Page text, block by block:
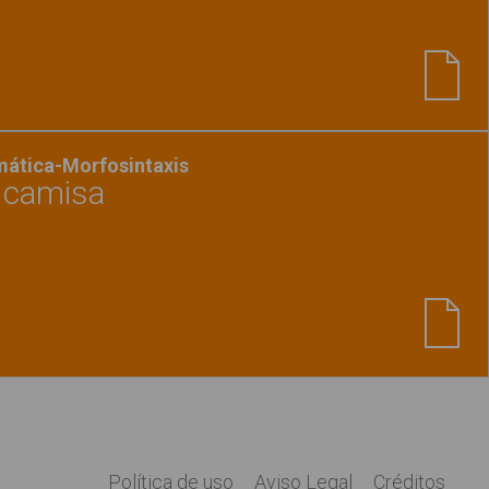
Morfosintaxis
Política de uso Aviso Legal Créditos